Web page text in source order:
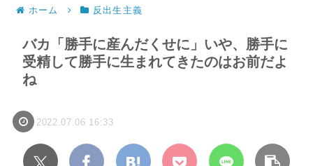
ホーム 反出生主義
バカ「勝手に産んだくせに」いや、勝手に
受精して勝手に生まれてきたのはお前だよ
ね
2022.07.06 16:33